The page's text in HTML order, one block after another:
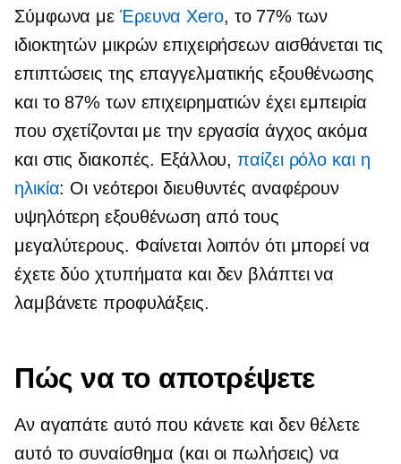
Σύμφωνα με Έρευνα Xero, το 77% των
ιδιοκτητών μικρών επιχειρήσεων αισθάνεται τις
επιπτώσεις της επαγγελματικής εξουθένωσης
και το 87% των επιχειρηματιών έχει εμπειρία
που σχετίζονται με την εργασία άγχος ακόμα
και στις διακοπές. Εξάλλου,παίζει ρόλο και η
ηλικία: Οι νεότεροι διευθυντές αναφέρουν
υψηλότερη εξουθένωση από τους
μεγαλύτερους. Φαίνεται λοιπόν ότι μπορεί να
έχετε δύο χτυπήματα και δεν βλάπτει να
λαμβάνετε προφυλάξεις.
Πώς να το αποτρέψετε
Αν αγαπάτε αυτό που κάνετε και δεν θέλετε
αυτό το συναίσθημα (και οι πωλήσεις) να